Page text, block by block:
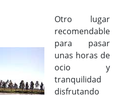
Otro lugar
recomendable
para pasar
unas horas de
ocio y
tranquilidad
disfrutando